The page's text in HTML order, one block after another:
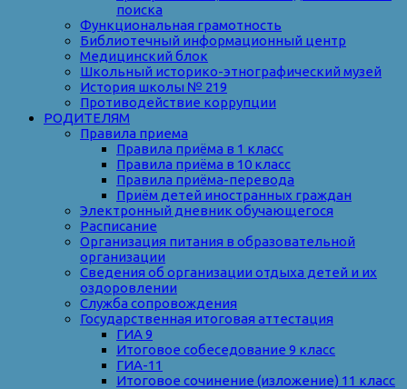
поиска
Функциональная грамотность
Библиотечный информационный центр
Медицинский блок
Школьный историко-этнографический музей
История школы № 219
Противодействие коррупции
РОДИТЕЛЯМ
Правила приема
Правила приёма в 1 класс
Правила приёма в 10 класс
Правила приёма-перевода
Приём детей иностранных граждан
Электронный дневник обучающегося
Расписание
Организация питания в образовательной
организации
Сведения об организации отдыха детей и их
оздоровлении
Служба сопровождения
Государственная итоговая аттестация
ГИА 9
Итоговое собеседование 9 класс
ГИА-11
Итоговое сочинение (изложение) 11 класс